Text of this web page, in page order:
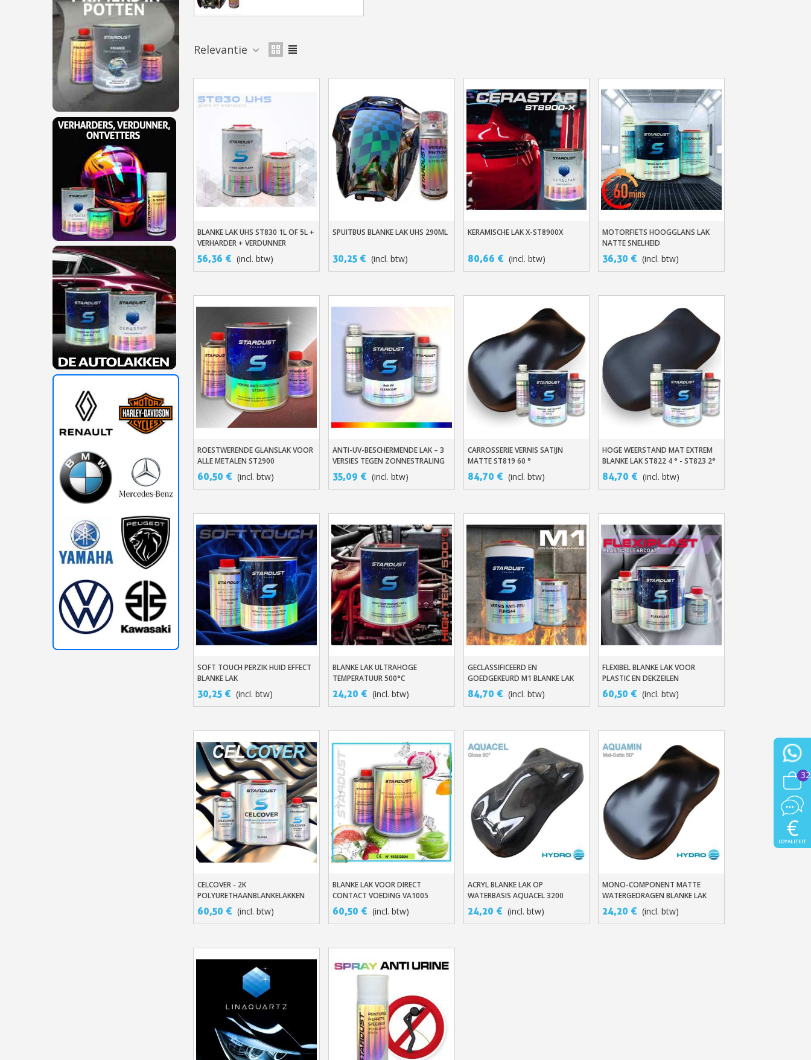
Schrijf je in voor de nieuwsbrief: €5 korting
Levering binnen 48-72 uur in Nederland
Betaling in 4x gratis vanaf een aankoopwaarde van 30€.
Je online offerte in minder dan 1 minuut
Verzamel loyaliteitspunten bij elke bestelling
Retourneer producten binnen 14 dagen
5€ korting op de eerste bestelling
Schrijf je in voor de nieuwsbrief: €5 korting
Levering binnen 48-72 uur in Nederland
Betaling in 4x gratis vanaf een aankoopwaarde van 30€.
Je online offerte in minder dan 1 minuut
Deel je creaties en ontvang shopping vouchers
Verzamel loyaliteitspunten bij elke bestelling
Retourneer producten binnen 14 dagen
10€ shopping voucher voor elke verwijzing
Schrijf je in voor de nieuwsbrief: €5 korting
Relevantie
In Winkelwagen
BLANKE LAK UHS ST830 1L OF 5L +
VERHARDER + VERDUNNER
56,36 € (incl. btw)
In Winkelwagen
SPUITBUS BLANKE LAK UHS 290ML
30,25 € (incl. btw)
In Winkelwagen
KERAMISCHE LAK X-ST8900X
80,66 € (incl. btw)
In Winkelwagen
MOTORFIETS HOOGGLANS LAK
NATTE SNELHEID
36,30 € (incl. btw)
In Winkelwagen
ROESTWERENDE GLANSLAK VOOR
ALLE METALEN ST2900
60,50 € (incl. btw)
In Winkelwagen
ANTI-UV-BESCHERMENDE LAK – 3
VERSIES TEGEN ZONNESTRALING
35,09 € (incl. btw)
In Winkelwagen
CARROSSERIE VERNIS SATIJN
MATTE ST819 60 °
84,70 € (incl. btw)
In Winkelwagen
HOGE WEERSTAND MAT EXTREM
BLANKE LAK ST822 4 ° - ST823 2°
84,70 € (incl. btw)
In Winkelwagen
SOFT TOUCH PERZIK HUID EFFECT
BLANKE LAK
30,25 € (incl. btw)
In Winkelwagen
BLANKE LAK ULTRAHOGE
TEMPERATUUR 500°C
24,20 € (incl. btw)
In Winkelwagen
GECLASSIFICEERD EN
GOEDGEKEURD M1 BLANKE LAK
ANTI-BRAND
84,70 € (incl. btw)
In Winkelwagen
FLEXIBEL BLANKE LAK VOOR
PLASTIC EN DEKZEILEN
60,50 € (incl. btw)
In Winkelwagen
CELCOVER - 2K
POLYURETHAANBLANKELAKKEN
VOOR DIRECTE GRIP OP METALEN.
60,50 € (incl. btw)
Snel Bekijken
BLANKE LAK VOOR DIRECT
CONTACT VOEDING VA1005
60,50 € (incl. btw)
In Winkelwagen
ACRYL BLANKE LAK OP
WATERBASIS AQUACEL 3200
24,20 € (incl. btw)
In Winkelwagen
MONO-COMPONENT MATTE
WATERGEDRAGEN BLANKE LAK
AQUAMIN
24,20 € (incl. btw)
32
€
LOYALITEIT